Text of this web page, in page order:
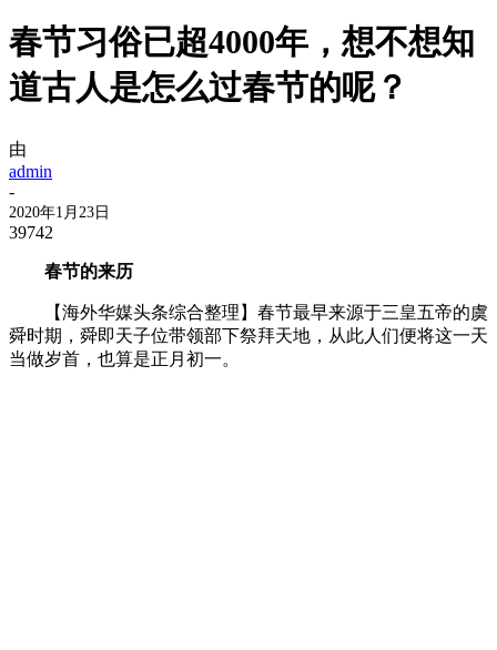
春节习俗已超4000年，想不想知
道古人是怎么过春节的呢？
由
admin
-
2020年1月23日
39742
春节的来历
【海外华媒头条综合整理】春节最早来源于三皇五帝的虞
舜时期，舜即天子位带领部下祭拜天地，从此人们便将这一天
当做岁首，也算是正月初一。